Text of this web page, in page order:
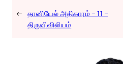
← தானியேல் அதிகாரம் – 11 –
திருவிவிலியம்